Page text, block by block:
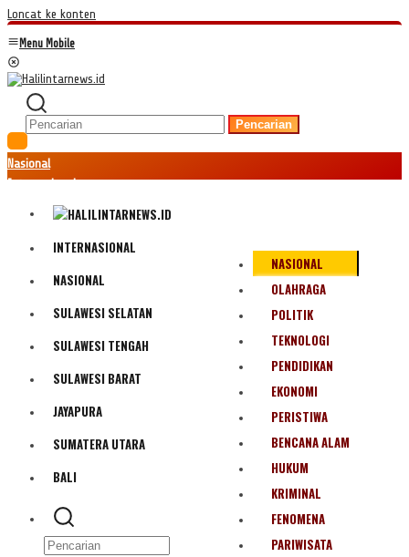
Loncat ke konten
Menu Mobile
Pencarian
Nasional
Internasional
Politik
Olahraga
Bencana Alam
INTERNASIONAL
NASIONAL
SULAWESI SELATAN
SULAWESI TENGAH
SULAWESI BARAT
JAYAPURA
SUMATERA UTARA
BALI
NASIONAL
OLAHRAGA
POLITIK
TEKNOLOGI
PENDIDIKAN
EKONOMI
PERISTIWA
BENCANA ALAM
HUKUM
KRIMINAL
FENOMENA
PARIWISATA